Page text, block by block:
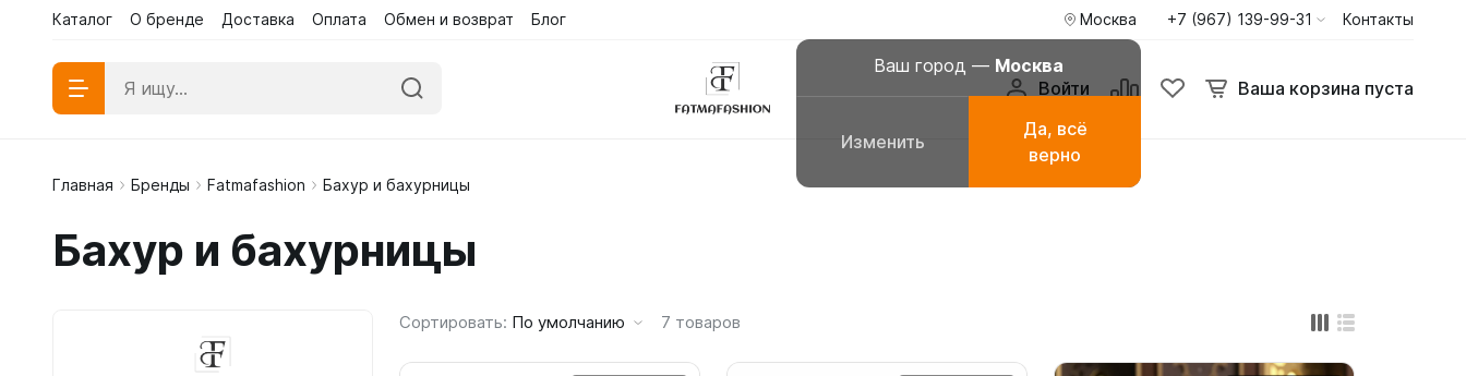
Поиск Сравнение Избранное
Каталог О бренде Доставка Оплата Обмен и возврат Блог Москва
Ваш город — Москва
Изменить
Да, всё
верно
+7 (967) 139-99-31 Контакты
Войти Ваша корзина пуста
Абаи эксклюзивные платья
Абаи мусульманские платья
Платья для молитвы, намаза
Буркини мусульманские
Главная Бренды Fatmafashion Бахур и бахурницы
Бахур и бахурницы
Сортировать: По умолчанию 7 товаров